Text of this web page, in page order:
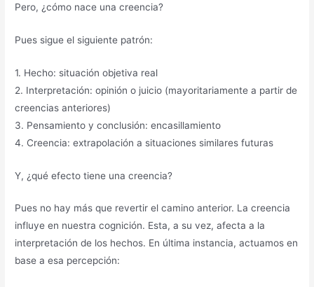
Pero, ¿cómo nace una creencia?
Pues sigue el siguiente patrón:
1. Hecho: situación objetiva real
2. Interpretación: opinión o juicio (mayoritariamente a partir de
creencias anteriores)
3. Pensamiento y conclusión: encasillamiento
4. Creencia: extrapolación a situaciones similares futuras
Y, ¿qué efecto tiene una creencia?
Pues no hay más que revertir el camino anterior. La creencia
influye en nuestra cognición. Esta, a su vez, afecta a la
interpretación de los hechos. En última instancia, actuamos en
base a esa percepción: